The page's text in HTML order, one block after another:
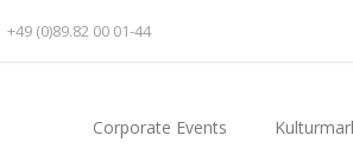
+49 (0)89.82 00 01-44
Corporate Events